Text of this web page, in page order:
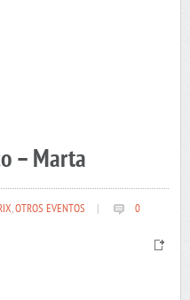
– Marta
,OTROS EVENTOS 0